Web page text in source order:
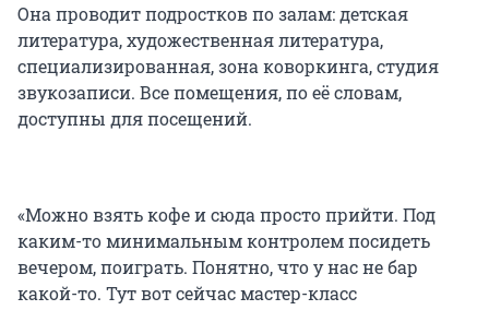
Она проводит подростков по залам: детская
литература, художественная литература,
специализированная, зона коворкинга, студия
звукозаписи. Все помещения, по её словам,
доступны для посещений.
«Можно взять кофе и сюда просто прийти. Под
каким-то минимальным контролем посидеть
вечером, поиграть. Понятно, что у нас не бар
какой-то. Тут вот сейчас мастер-класс